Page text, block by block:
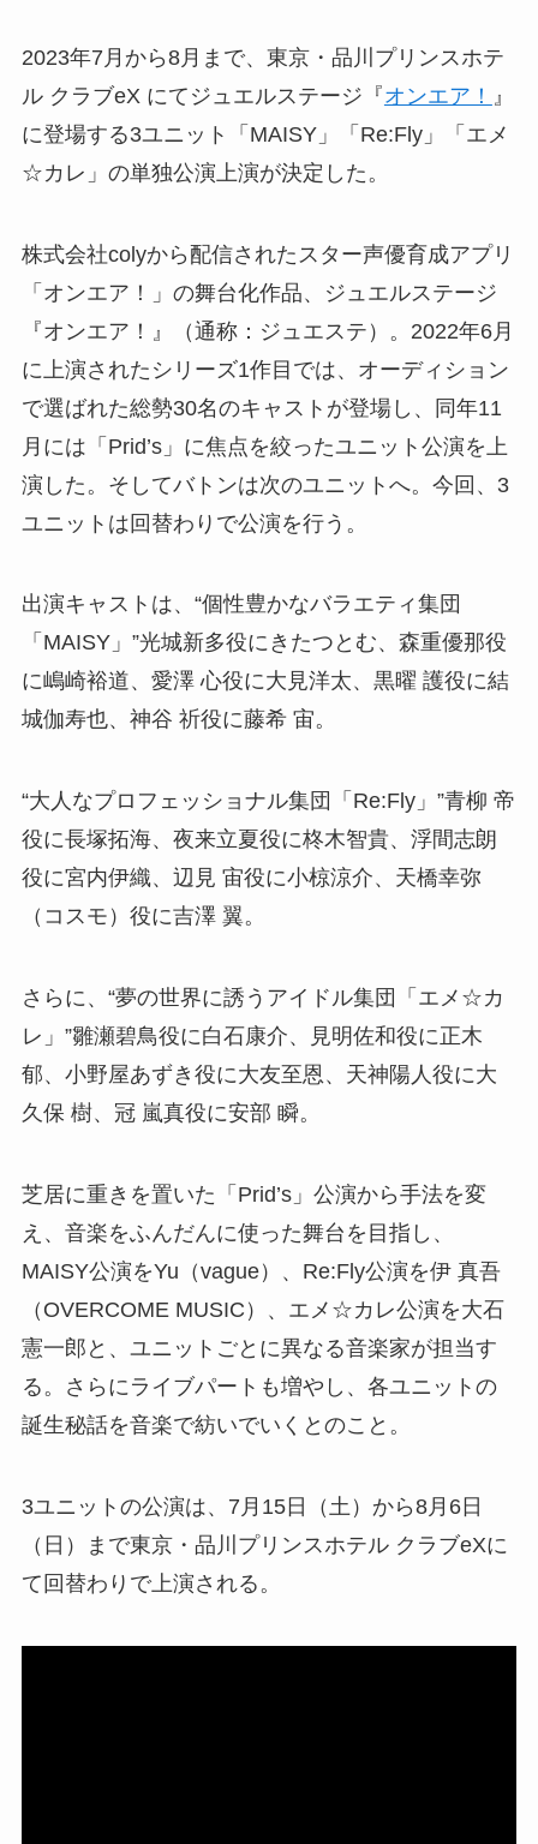
2023年7月から8月まで、東京・品川プリンスホテ
ル クラブeX にてジュエルステージ『オンエア！
』
に登場する3ユニット「MAISY」「Re:Fly」「エメ
☆カレ」の単独公演上演が決定した。
株式会社colyから配信されたスター声優育成アプリ
「オンエア！」の舞台化作品、ジュエルステージ
『オンエア！』（通称：ジュエステ）。2022年6月
に上演されたシリーズ1作目では、オーディション
で選ばれた総勢30名のキャストが登場し、同年11
月には「Prid’s」に焦点を絞ったユニット公演を上
演した。そしてバトンは次のユニットへ。今回、3
ユニットは回替わりで公演を行う。
出演キャストは、“個性豊かなバラエティ集団
「MAISY」”光城新多役にきたつとむ、森重優那役
に嶋崎裕道、愛澤 心役に大見洋太、黒曜 護役に結
城伽寿也、神谷 祈役に藤希 宙。
“大人なプロフェッショナル集団「Re:Fly」”青柳 帝
役に長塚拓海、夜来立夏役に柊木智貴、浮間志朗
役に宮内伊織、辺見 宙役に小椋涼介、天橋幸弥
（コスモ）役に吉澤 翼。
さらに、“夢の世界に誘うアイドル集団「エメ☆カ
レ」”雛瀬碧鳥役に白石康介、見明佐和役に正木
郁、小野屋あずき役に大友至恩、天神陽人役に大
久保 樹、冠 嵐真役に安部 瞬。
芝居に重きを置いた「Prid’s」公演から手法を変
え、音楽をふんだんに使った舞台を目指し、
MAISY公演をYu（vague）、Re:Fly公演を伊 真吾
（OVERCOME MUSIC）、エメ☆カレ公演を大石
憲一郎と、ユニットごとに異なる音楽家が担当す
る。さらにライブパートも増やし、各ユニットの
誕生秘話を音楽で紡いでいくとのこと。
3ユニットの公演は、7月15日（土）から8月6日
（日）まで東京・品川プリンスホテル クラブeXに
て回替わりで上演される。